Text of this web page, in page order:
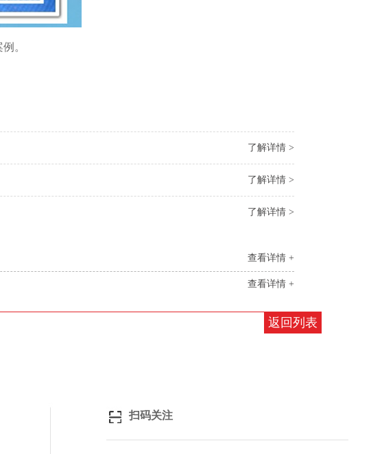
。
了解详情 >
了解详情 >
了解详情 >
查看详情 +
查看详情 +
返回列表
扫码关注